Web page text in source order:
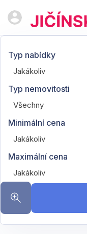
Typ nabídky
Jakákoliv
Typ nemovitosti
Všechny
Minimální cena
Jakákoliv
Maximální cena
Jakákoliv